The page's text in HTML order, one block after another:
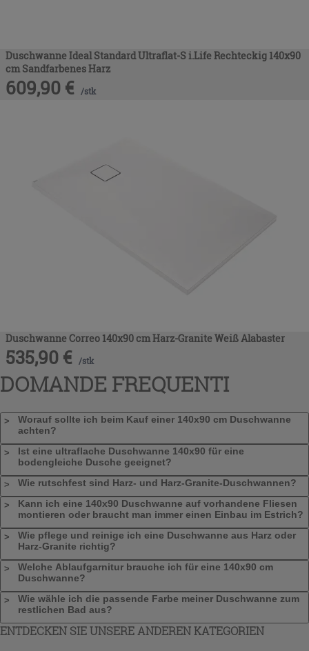
Duschwanne Ideal Standard Ultraflat-S i.Life Rechteckig 140x90
cm Sandfarbenes Harz
609,90 € /stk
Duschwanne Correo 140x90 cm Harz-Granite Weiß Alabaster
535,90 € /stk
DOMANDE FREQUENTI
Worauf sollte ich beim Kauf einer 140x90 cm Duschwanne
achten?
Ist eine ultraflache Duschwanne 140x90 für eine
bodengleiche Dusche geeignet?
Wie rutschfest sind Harz- und Harz-Granite-Duschwannen?
Kann ich eine 140x90 Duschwanne auf vorhandene Fliesen
montieren oder braucht man immer einen Einbau im Estrich?
Wie pflege und reinige ich eine Duschwanne aus Harz oder
Harz-Granite richtig?
Welche Ablaufgarnitur brauche ich für eine 140x90 cm
Duschwanne?
Wie wähle ich die passende Farbe meiner Duschwanne zum
restlichen Bad aus?
ENTDECKEN SIE UNSERE ANDEREN KATEGORIEN